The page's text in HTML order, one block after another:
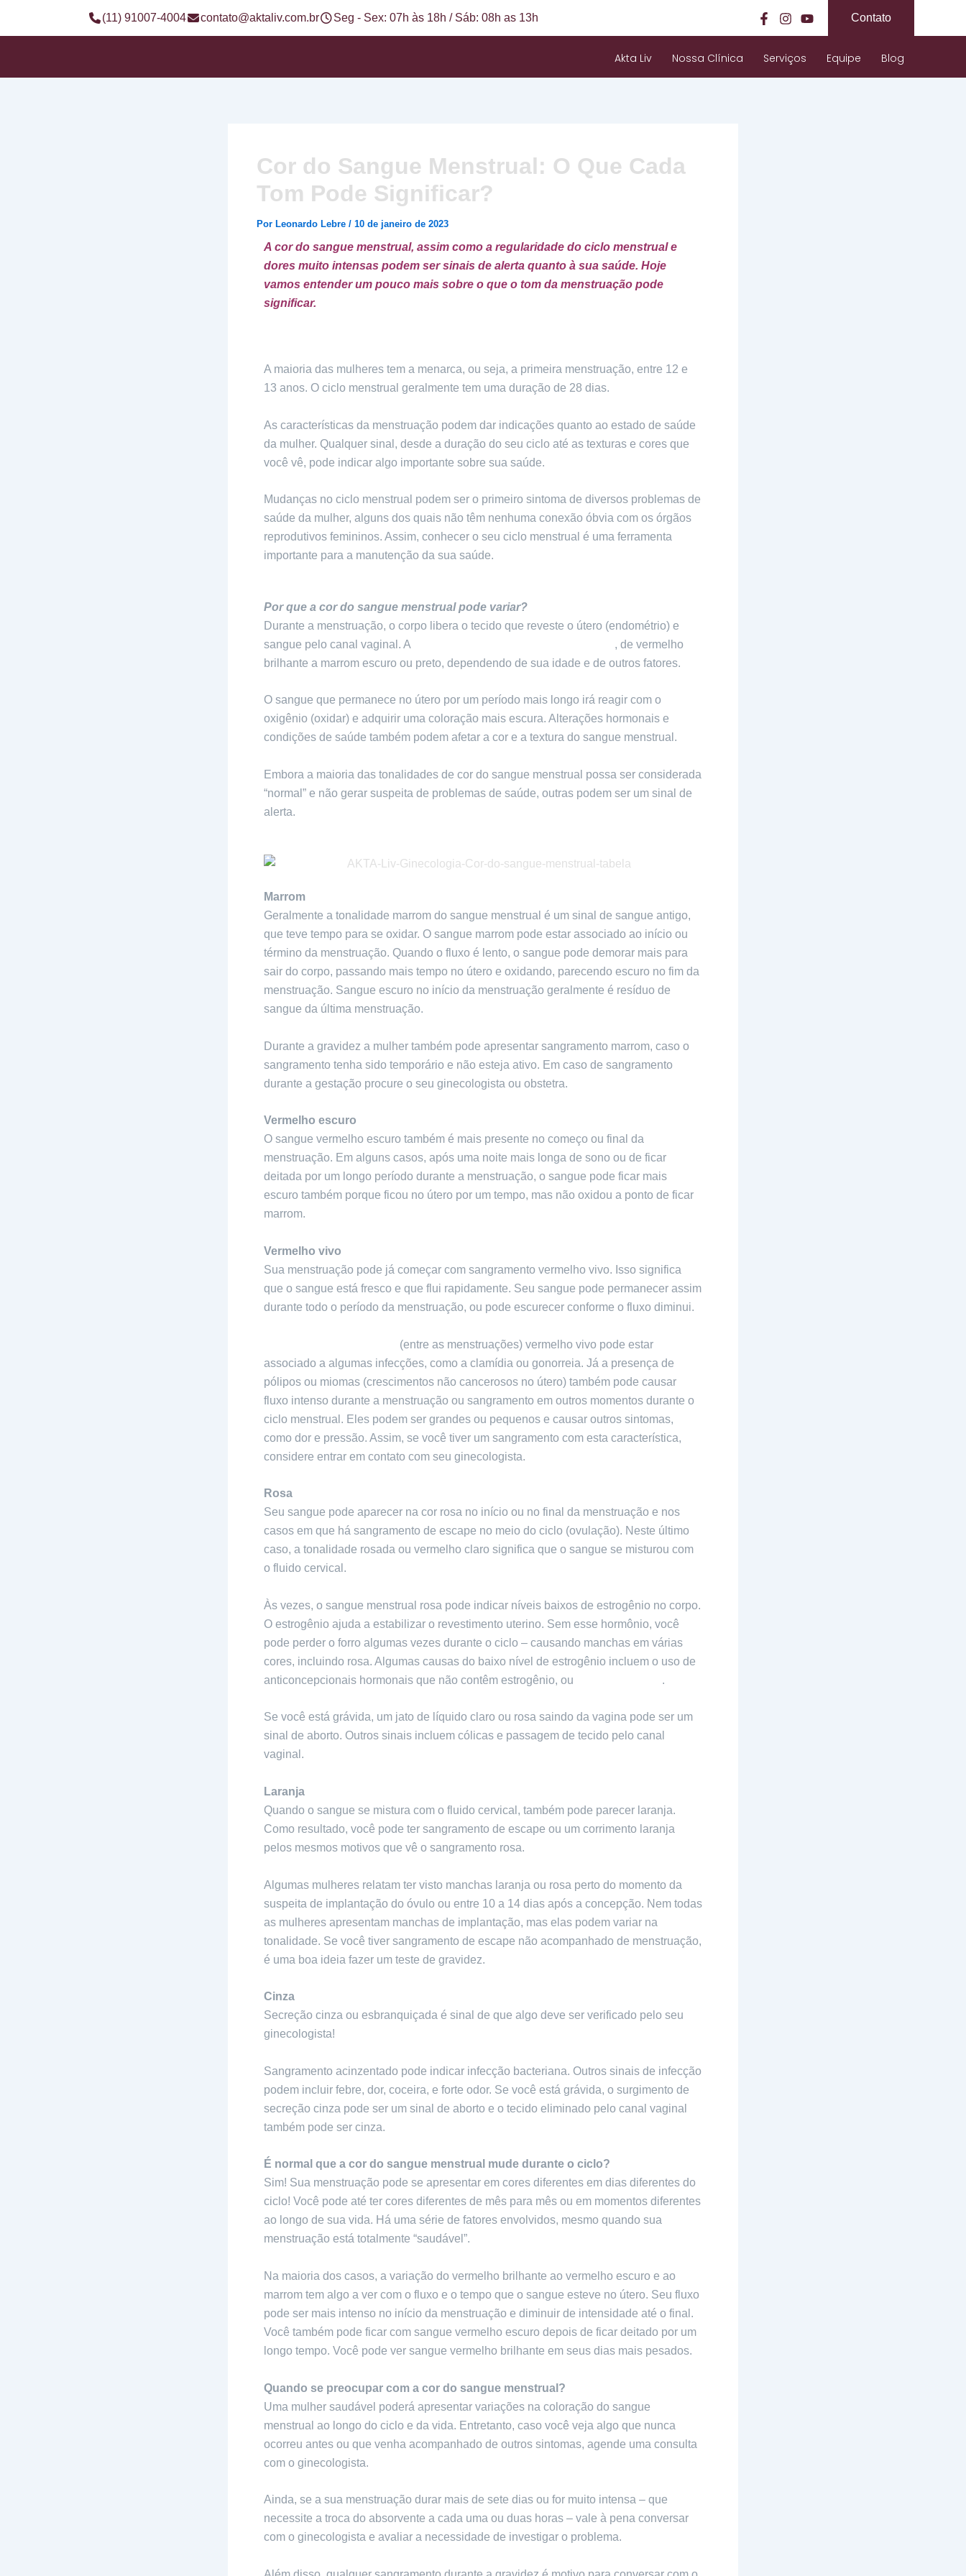
(11) 91007-4004 contato@aktaliv.com.br Seg - Sex: 07h às 18h / Sáb: 08h as 13h Contato
Akta Liv Nossa Clínica Serviços Equipe Blog
Cor do Sangue Menstrual: O Que Cada
Tom Pode Significar?
Por Leonardo Lebre / 10 de janeiro de 2023
A cor do sangue menstrual, assim como a regularidade do ciclo menstrual e
dores muito intensas podem ser sinais de alerta quanto à sua saúde. Hoje
vamos entender um pouco mais sobre o que o tom da menstruação pode
significar.
A maioria das mulheres tem a menarca, ou seja, a primeira menstruação, entre 12 e
13 anos. O ciclo menstrual geralmente tem uma duração de 28 dias.
As características da menstruação podem dar indicações quanto ao estado de saúde
da mulher. Qualquer sinal, desde a duração do seu ciclo até as texturas e cores que
você vê, pode indicar algo importante sobre sua saúde.
Mudanças no ciclo menstrual podem ser o primeiro sintoma de diversos problemas de
saúde da mulher, alguns dos quais não têm nenhuma conexão óbvia com os órgãos
reprodutivos femininos. Assim, conhecer o seu ciclo menstrual é uma ferramenta
importante para a manutenção da sua saúde.
Por que a cor do sangue menstrual pode variar?
Durante a menstruação, o corpo libera o tecido que reveste o útero (endométrio) e
sangue pelo canal vaginal. A
, de vermelho
brilhante a marrom escuro ou preto, dependendo de sua idade e de outros fatores.
O sangue que permanece no útero por um período mais longo irá reagir com o
oxigênio (oxidar) e adquirir uma coloração mais escura. Alterações hormonais e
condições de saúde também podem afetar a cor e a textura do sangue menstrual.
Embora a maioria das tonalidades de cor do sangue menstrual possa ser considerada
“normal” e não gerar suspeita de problemas de saúde, outras podem ser um sinal de
alerta.
Marrom
Geralmente a tonalidade marrom do sangue menstrual é um sinal de sangue antigo,
que teve tempo para se oxidar. O sangue marrom pode estar associado ao início ou
término da menstruação. Quando o fluxo é lento, o sangue pode demorar mais para
sair do corpo, passando mais tempo no útero e oxidando, parecendo escuro no fim da
menstruação. Sangue escuro no início da menstruação geralmente é resíduo de
sangue da última menstruação.
Durante a gravidez a mulher também pode apresentar sangramento marrom, caso o
sangramento tenha sido temporário e não esteja ativo. Em caso de sangramento
durante a gestação procure o seu ginecologista ou obstetra.
Vermelho escuro
O sangue vermelho escuro também é mais presente no começo ou final da
menstruação. Em alguns casos, após uma noite mais longa de sono ou de ficar
deitada por um longo período durante a menstruação, o sangue pode ficar mais
escuro também porque ficou no útero por um tempo, mas não oxidou a ponto de ficar
marrom.
Vermelho vivo
Sua menstruação pode já começar com sangramento vermelho vivo. Isso significa
que o sangue está fresco e que flui rapidamente. Seu sangue pode permanecer assim
durante todo o período da menstruação, ou pode escurecer conforme o fluxo diminui.
(entre as menstruações) vermelho vivo pode estar
associado a algumas infecções, como a clamídia ou gonorreia. Já a presença de
pólipos ou miomas (crescimentos não cancerosos no útero) também pode causar
fluxo intenso durante a menstruação ou sangramento em outros momentos durante o
ciclo menstrual. Eles podem ser grandes ou pequenos e causar outros sintomas,
como dor e pressão. Assim, se você tiver um sangramento com esta característica,
considere entrar em contato com seu ginecologista.
Rosa
Seu sangue pode aparecer na cor rosa no início ou no final da menstruação e nos
casos em que há sangramento de escape no meio do ciclo (ovulação). Neste último
caso, a tonalidade rosada ou vermelho claro significa que o sangue se misturou com
o fluido cervical.
Às vezes, o sangue menstrual rosa pode indicar níveis baixos de estrogênio no corpo.
O estrogênio ajuda a estabilizar o revestimento uterino. Sem esse hormônio, você
pode perder o forro algumas vezes durante o ciclo – causando manchas em várias
cores, incluindo rosa. Algumas causas do baixo nível de estrogênio incluem o uso de
anticoncepcionais hormonais que não contêm estrogênio, ou
.
Se você está grávida, um jato de líquido claro ou rosa saindo da vagina pode ser um
sinal de aborto. Outros sinais incluem cólicas e passagem de tecido pelo canal
vaginal.
Laranja
Quando o sangue se mistura com o fluido cervical, também pode parecer laranja.
Como resultado, você pode ter sangramento de escape ou um corrimento laranja
pelos mesmos motivos que vê o sangramento rosa.
Algumas mulheres relatam ter visto manchas laranja ou rosa perto do momento da
suspeita de implantação do óvulo ou entre 10 a 14 dias após a concepção. Nem todas
as mulheres apresentam manchas de implantação, mas elas podem variar na
tonalidade. Se você tiver sangramento de escape não acompanhado de menstruação,
é uma boa ideia fazer um teste de gravidez.
Cinza
Secreção cinza ou esbranquiçada é sinal de que algo deve ser verificado pelo seu
ginecologista!
Sangramento acinzentado pode indicar infecção bacteriana. Outros sinais de infecção
podem incluir febre, dor, coceira, e forte odor. Se você está grávida, o surgimento de
secreção cinza pode ser um sinal de aborto e o tecido eliminado pelo canal vaginal
também pode ser cinza.
É normal que a cor do sangue menstrual mude durante o ciclo?
Sim! Sua menstruação pode se apresentar em cores diferentes em dias diferentes do
ciclo! Você pode até ter cores diferentes de mês para mês ou em momentos diferentes
ao longo de sua vida. Há uma série de fatores envolvidos, mesmo quando sua
menstruação está totalmente “saudável”.
Na maioria dos casos, a variação do vermelho brilhante ao vermelho escuro e ao
marrom tem algo a ver com o fluxo e o tempo que o sangue esteve no útero. Seu fluxo
pode ser mais intenso no início da menstruação e diminuir de intensidade até o final.
Você também pode ficar com sangue vermelho escuro depois de ficar deitado por um
longo tempo. Você pode ver sangue vermelho brilhante em seus dias mais pesados.
Quando se preocupar com a cor do sangue menstrual?
Uma mulher saudável poderá apresentar variações na coloração do sangue
menstrual ao longo do ciclo e da vida. Entretanto, caso você veja algo que nunca
ocorreu antes ou que venha acompanhado de outros sintomas, agende uma consulta
com o ginecologista.
Ainda, se a sua menstruação durar mais de sete dias ou for muito intensa – que
necessite a troca do absorvente a cada uma ou duas horas – vale à pena conversar
com o ginecologista e avaliar a necessidade de investigar o problema.